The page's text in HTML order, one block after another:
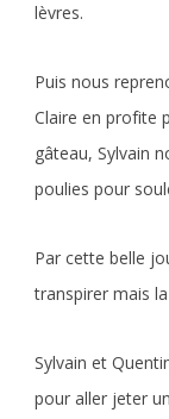
lèvres.
Puis nous
Claire en profite
gâteau, Sylvain
poulies pour
Par cette belle
transpirer mais
Sylvain et
pour aller jeter